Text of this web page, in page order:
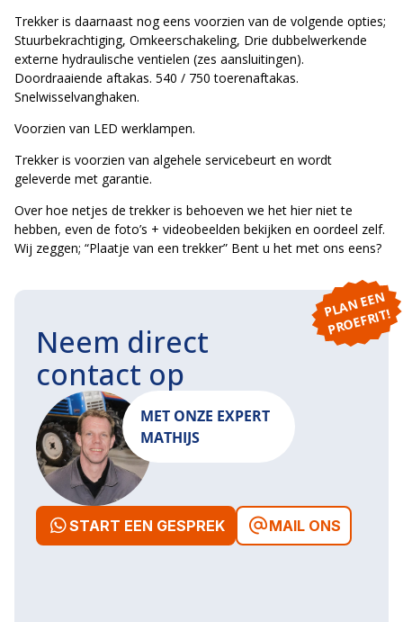
Trekker is daarnaast nog eens voorzien van de volgende opties;
Stuurbekrachtiging, Omkeerschakeling, Drie dubbelwerkende
externe hydraulische ventielen (zes aansluitingen).
Doordraaiende aftakas. 540 / 750 toerenaftakas.
Snelwisselvanghaken.
Voorzien van LED werklampen.
Trekker is voorzien van algehele servicebeurt en wordt
geleverde met garantie.
Over hoe netjes de trekker is behoeven we het hier niet te
hebben, even de foto’s + videobeelden bekijken en oordeel zelf.
Wij zeggen; “Plaatje van een trekker” Bent u het met ons eens?
P
L
A
N
E
E
N
P
R
O
E
F
RI
T!
Neem direct
contact op
MET ONZE EXPERT
MATHIJS
START EEN GESPREK MAIL ONS